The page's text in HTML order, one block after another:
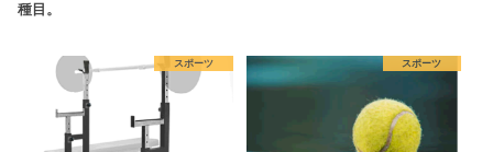
種目。
スポーツ スポーツ